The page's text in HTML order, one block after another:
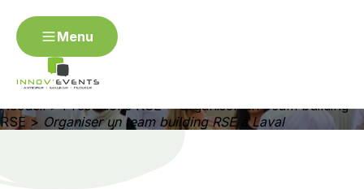
Menu
Menu
Organiser mon événement RSE
Contact
Angers
Annecy Avignon Besançon
ORGANISER UN TEAM BUILDING RSE À LAVAL
Organiser un team building
RSE à Laval
Accueil>Prestations RSE>Organiser un Team building
RSE > Organiser un team building RSE à Laval